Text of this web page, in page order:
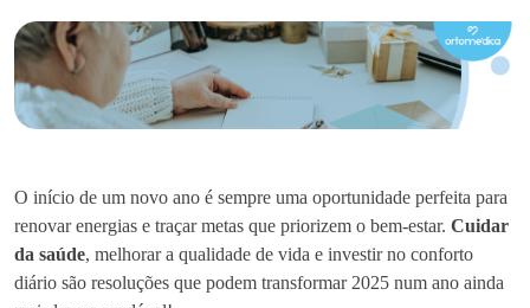
O início de um novo ano é sempre uma oportunidade perfeita para
renovar energias e traçar metas que priorizem o bem-estar. Cuidar
da saúde, melhorar a qualidade de vida e investir no conforto
diário são resoluções que podem transformar 2025 num ano ainda